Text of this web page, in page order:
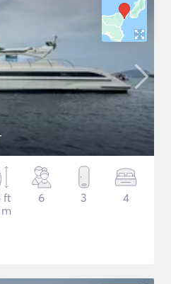
ft
6 3 4